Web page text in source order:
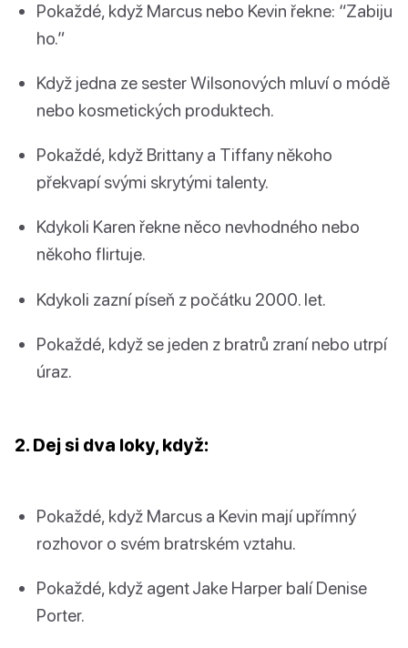
Pokaždé, když Marcus nebo Kevin řekne: “Zabiju
ho.”
Když jedna ze sester Wilsonových mluví o módě
nebo kosmetických produktech.
Pokaždé, když Brittany a Tiffany někoho
překvapí svými skrytými talenty.
Kdykoli Karen řekne něco nevhodného nebo
někoho flirtuje.
Kdykoli zazní píseň z počátku 2000. let.
Pokaždé, když se jeden z bratrů zraní nebo utrpí
úraz.
2. Dej si dva loky, když:
Pokaždé, když Marcus a Kevin mají upřímný
rozhovor o svém bratrském vztahu.
Pokaždé, když agent Jake Harper balí Denise
Porter.